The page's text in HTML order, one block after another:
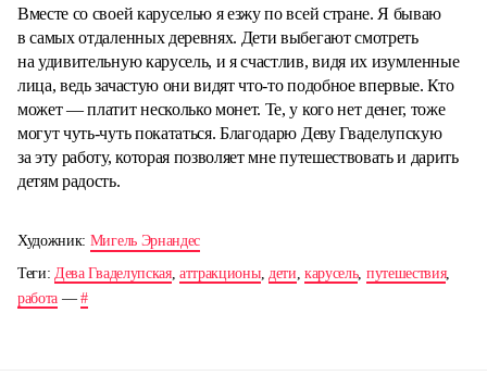
Вместе со своей каруселью я езжу по всей стране. Я бываю
в самых отдаленных деревнях. Дети выбегают смотреть
на удивительную карусель, и я счастлив, видя их изумленные
лица, ведь зачастую они видят что-то подобное впервые. Кто
может — платит несколько монет. Те, у кого нет денег, тоже
могут чуть-чуть покататься. Благодарю Деву Гваделупскую
за эту работу, которая позволяет мне путешествовать и дарить
детям радость.
Художник: Мигель Эрнандес
Теги: Дева Гваделупская,аттракционы, дети карусель, путешествия,
работа —#